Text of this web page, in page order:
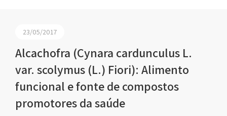
23/05/2017
Alcachofra (Cynara cardunculus L.
var. scolymus (L.) Fiori): Alimento
funcional e fonte de compostos
promotores da saúde